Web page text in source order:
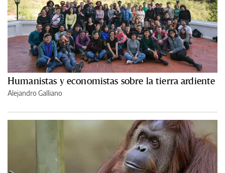
Humanistas y economistas sobre la tierra ardiente
Alejandro Galliano